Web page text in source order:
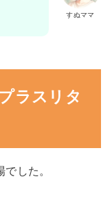
すぬママ
ラスリタ
した。